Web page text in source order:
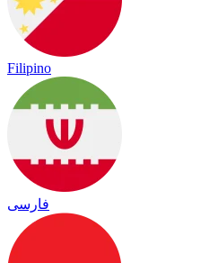
Filipino
فارسی